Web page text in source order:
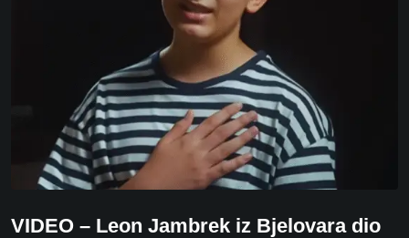
VIDEO – Leon Jambrek iz Bjelovara dio